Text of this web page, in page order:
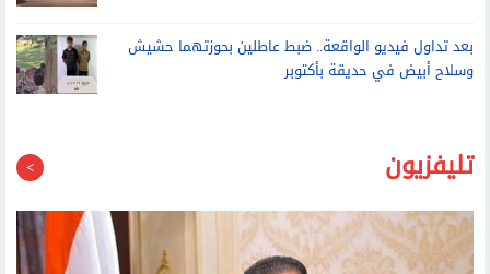
بعد تداول فيديو الواقعة.. ضبط عاطلين بحوزتهما حشيش
وسلاح أبيض في حديقة بأكتوبر
تليفزيون